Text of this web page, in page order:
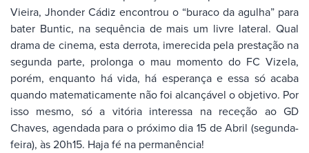
Vieira, Jhonder Cádiz encontrou o “buraco da agulha” para
bater Buntic, na sequência de mais um livre lateral. Qual
drama de cinema, esta derrota, imerecida pela prestação na
segunda parte, prolonga o mau momento do FC Vizela,
porém, enquanto há vida, há esperança e essa só acaba
quando matematicamente não foi alcançável o objetivo. Por
isso mesmo, só a vitória interessa na receção ao GD
Chaves, agendada para o próximo dia 15 de Abril (segunda-
feira), às 20h15. Haja fé na permanência!